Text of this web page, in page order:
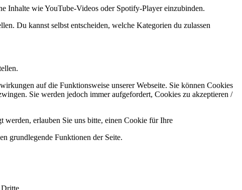
Inhalte wie YouTube-Videos oder Spotify-Player einzubinden.
Du kannst selbst entscheiden, welche Kategorien du zulassen
auf die Funktionsweise unserer Webseite. Sie können Cookies
Sie werden jedoch immer aufgefordert, Cookies zu akzeptieren /
werden, erlauben Sie uns bitte, einen Cookie für Ihre
grundlegende Funktionen der Seite.